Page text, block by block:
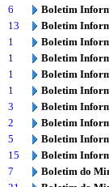
6
Boletim
13
Boletim
1
Boletim
1
Boletim
1
Boletim
1
Boletim
3
Boletim
2
Boletim
5
Boletim
15
Boletim
7
Boletim do